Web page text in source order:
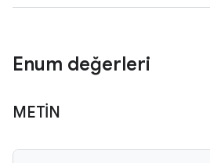
Enum değerleri
METİN